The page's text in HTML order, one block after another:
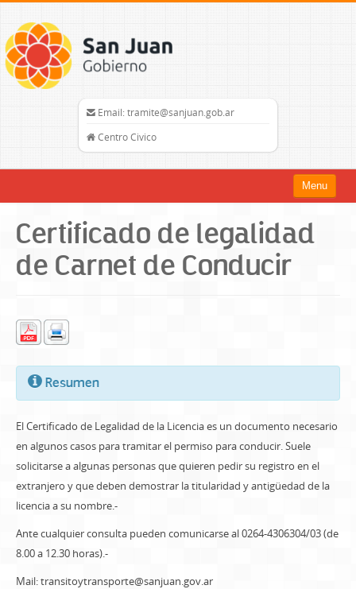
Email: tramite@sanjuan.gob.ar
Centro Civico
Menu
Trámites
Organismos
sanjuan.gob.ar
Certificado de legalidad
de Carnet de Conducir
Resumen
El Certificado de Legalidad de la Licencia es un documento necesario
en algunos casos para tramitar el permiso para conducir. Suele
solicitarse a algunas personas que quieren pedir su registro en el
extranjero y que deben demostrar la titularidad y antigüedad de la
licencia a su nombre.-
Ante cualquier consulta pueden comunicarse al 0264-4306304/03 (de
8.00 a 12.30 horas).-
Mail: transitoytransporte@sanjuan.gov.ar